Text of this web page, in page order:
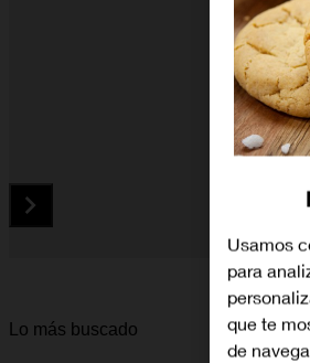
Diapositiva 1 de 5. Microsoft Lumia
Lo más buscado
Usamos
para
que te
de